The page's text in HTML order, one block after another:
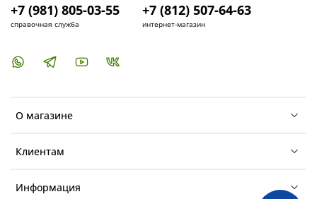
О магазине
Клиентам
Информация
+7 (981) 805-03-55
справочная служба
+7 (812) 507-64-63
интернет-магазин